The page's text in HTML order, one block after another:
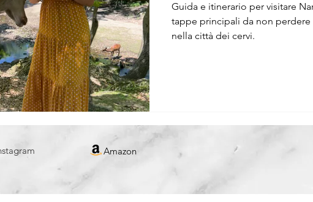
PORTOGALLO continentale ISOLE AZZORRE
PARIGI ALSAZIA PAESI BASSI
REPUBBLICA CECA
Guida e itinerario per visitare
tappe principali da non perdere
nella città dei cervi.
Amazon